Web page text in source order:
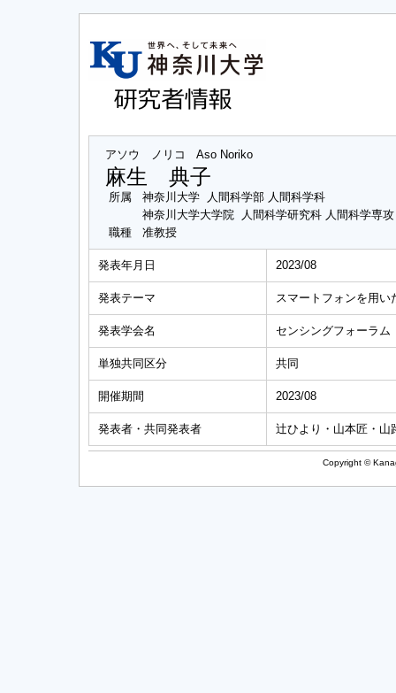
アソウ ノリコ Aso Noriko
麻生 典子
所属
神奈川大学 人間科学部 人間科学科
神奈川大学大学院 人間科学研究科 人間科学専
職種
准教授
発表年月日 2023/08
発表テーマ スマートフォンを用
発表学会名 センシングフォーラム
単独共同区分 共同
開催期間 2023/08
発表者・共同発表者 辻ひより・山本匠・山
Copyright ©